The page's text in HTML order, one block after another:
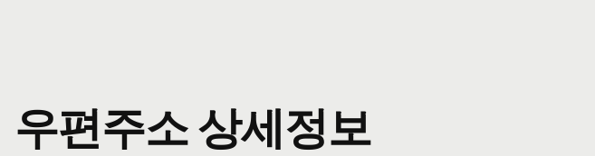
우편주소 상세정보